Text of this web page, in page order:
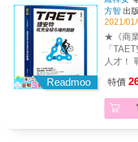
際電聯
圍，成
鐵百年
計畫射
短期目
長期目
造，並
發」同
及產生
Readmoo
方智 出版
2021/
★《商業
「
人才！ 戰略、戰術、戰鬥三層次，配合充分賦
無後顧之憂！ & 巨大捷
筆， 完整直擊捷安特熱銷全世界、達成全球在
地化的關鍵！ 首度由內
特價